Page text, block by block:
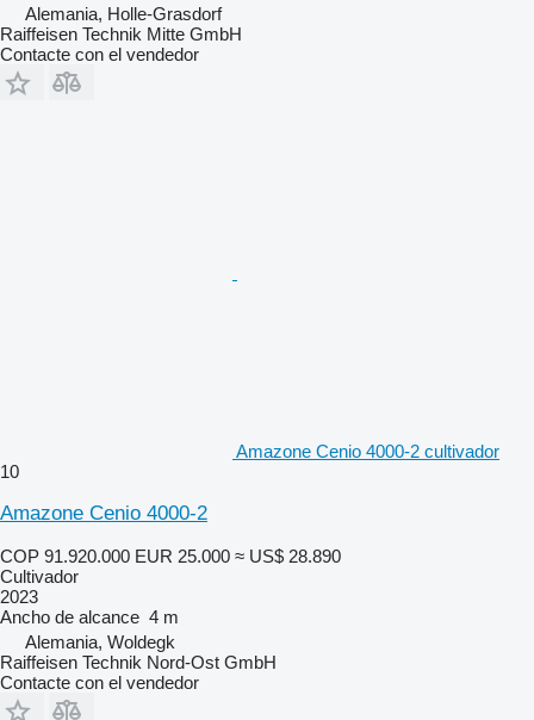
Alemania, Holle-Grasdorf
Raiffeisen Technik Mitte GmbH
Contacte con el vendedor
Amazone Cenio 4000-2 cultivador
10
Amazone Cenio 4000-2
COP 91.920.000 EUR 25.000 ≈ US$ 28.890
Cultivador
2023
Ancho de alcance 4 m
Alemania, Woldegk
Raiffeisen Technik Nord-Ost GmbH
Contacte con el vendedor